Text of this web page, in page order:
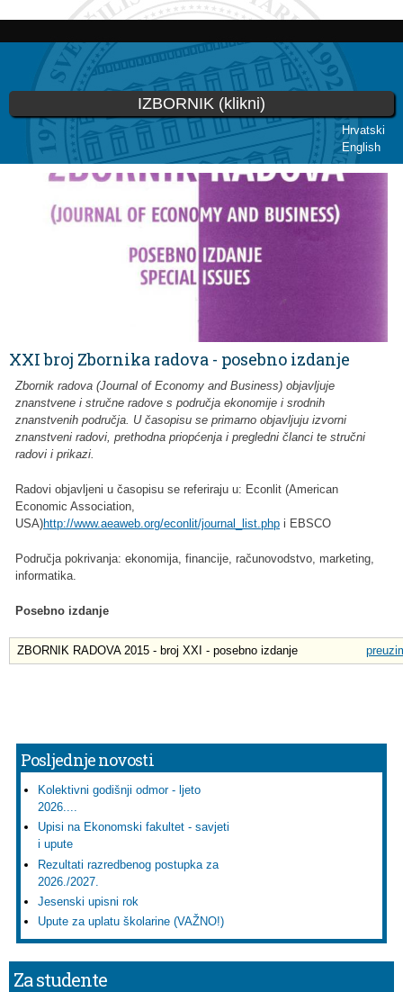
Skip to
content
Hrvatski
English
IZBORNIK (klikni)
You are here
XXI broj Zbornika radova - posebno izdanje
Zbornik radova (Journal of Economy and Business) objavljuje
znanstvene i stručne radove s područja ekonomije i srodnih
znanstvenih područja. U časopisu se primarno objavljuju izvorni
znanstveni radovi, prethodna priopćenja i pregledni članci te stručni
radovi i prikazi.
Radovi objavljeni u časopisu se referiraju u: Econlit (American
Economic Association,
USA)http://www.aeaweb.org/econlit/journal_list.php i EBSCO
Područja pokrivanja: ekonomija, financije, računovodstvo, marketing,
informatika.
Posebno izdanje
ZBORNIK RADOVA 2015 - broj XXI - posebno izdanje
Posljednje novosti
Kolektivni godišnji odmor - ljeto
2026....
Upisi na Ekonomski fakultet - savjeti
i upute
Rezultati razredbenog postupka za
2026./2027.
Jesenski upisni rok
Upute za uplatu školarine (VAŽNO!)
Za studente